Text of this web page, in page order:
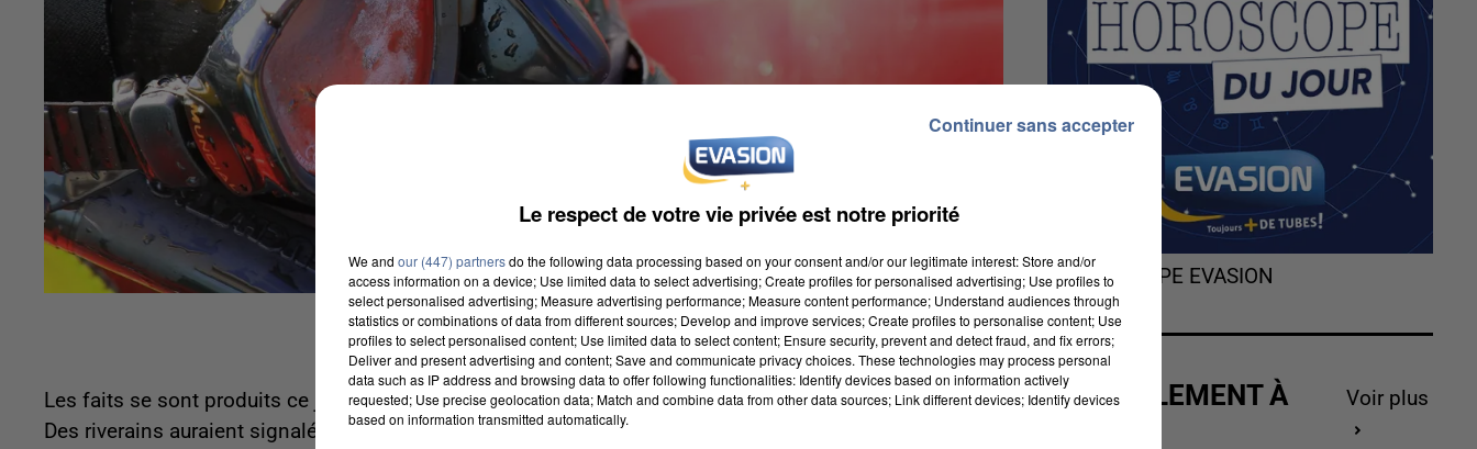
Les faits se sont produits ce jeudi matin au niveau du quai de la Somme,rapporte Le Courrier Picard.
Des riverains auraient signalé une forte odeur qui se dégageait du fleuve. Ces derniers ont observé une
L'HOROSCOPE EVASION
ACTUELLEMENT À
Voir plus
Le respect de votre vie privée est notre priorité
We and our (447) partnersdo the following data processing based on your consent and/or our legitimate interest: Store and/or
access information on a device; Use limited data to select advertising; Create profiles for personalised advertising; Use profiles to
select personalised advertising; Measure advertising performance; Measure content performance; Understand audiences through
statistics or combinations of data from different sources; Develop and improve services; Create profiles to personalise content; Use
profiles to select personalised content; Use limited data to select content; Ensure security, prevent and detect fraud, and fix errors;
Deliver and present advertising and content; Save and communicate privacy choices. These technologies may process personal
data such as IP address and browsing data to offer following functionalities: Identify devices based on information actively
requested; Use precise geolocation data; Match and combine data from other data sources; Link different devices; Identify devices
based on information transmitted automatically.
Continuer sans accepter